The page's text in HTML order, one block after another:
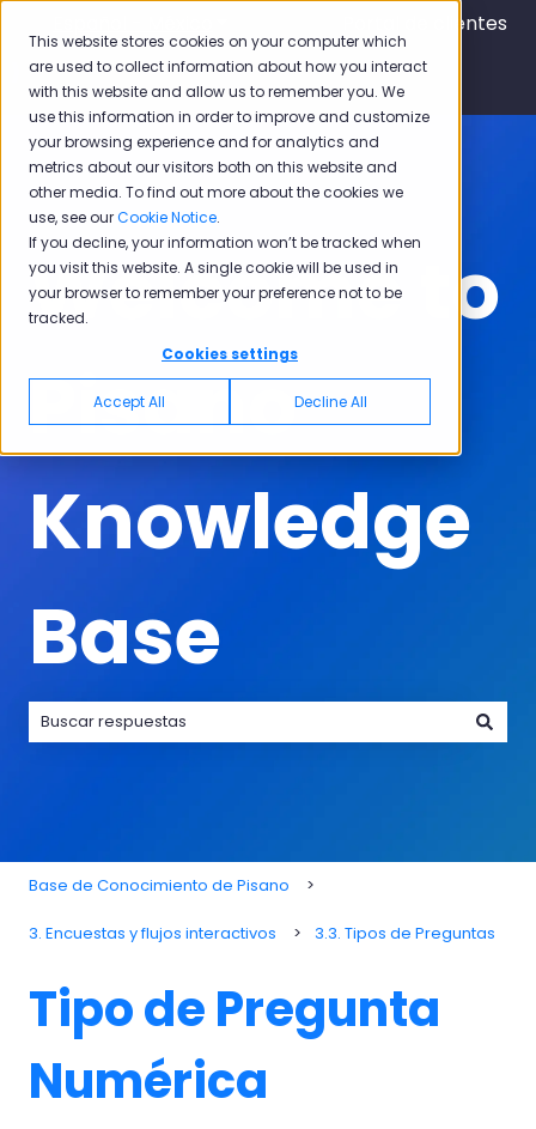
This website stores cookies on your computer which
are used to collect information about how you interact
with this website and allow us to remember you. We
use this information in order to improve and customize
your browsing experience and for analytics and
metrics about our visitors both on this website and
other media. To find out more about the cookies we
use, see ourCookie Notice.
If you decline, your information won’t be tracked when
you visit this website. A single cookie will be used in
your browser to remember your preference not to be
tracked.
Cookies settings
Accept All Decline All
Traducciones de Mostrar
Portal de clientes
Welcome to
Pisano
Knowledge
Base
Base de Conocimiento de Pisano
3. Encuestas y flujos interactivos 3.3. Tipos de Preguntas
Tipo de Pregunta
Numérica